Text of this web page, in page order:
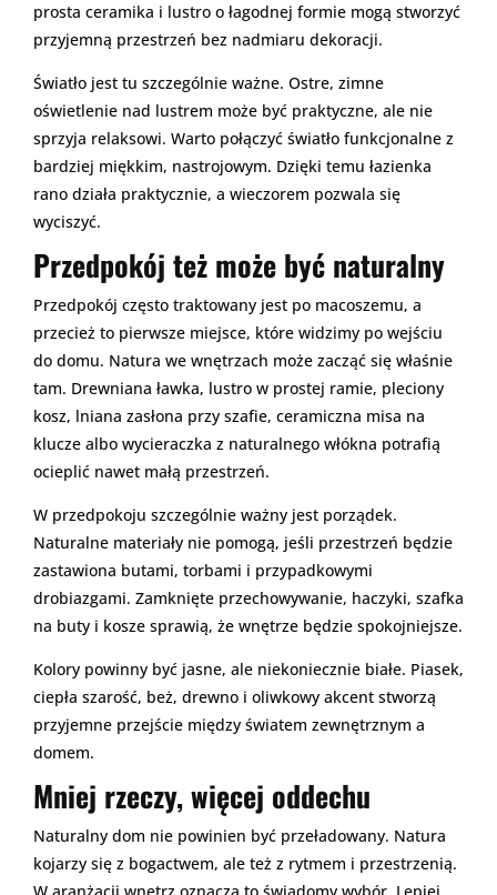
prosta ceramika i lustro o łagodnej formie mogą stworzyć
przyjemną przestrzeń bez nadmiaru dekoracji.
Światło jest tu szczególnie ważne. Ostre, zimne
oświetlenie nad lustrem może być praktyczne, ale nie
sprzyja relaksowi. Warto połączyć światło funkcjonalne z
bardziej miękkim, nastrojowym. Dzięki temu łazienka
rano działa praktycznie, a wieczorem pozwala się
wyciszyć.
Przedpokój też może być naturalny
Przedpokój często traktowany jest po macoszemu, a
przecież to pierwsze miejsce, które widzimy po wejściu
do domu. Natura we wnętrzach może zacząć się właśnie
tam. Drewniana ławka, lustro w prostej ramie, pleciony
kosz, lniana zasłona przy szafie, ceramiczna misa na
klucze albo wycieraczka z naturalnego włókna potrafią
ocieplić nawet małą przestrzeń.
W przedpokoju szczególnie ważny jest porządek.
Naturalne materiały nie pomogą, jeśli przestrzeń będzie
zastawiona butami, torbami i przypadkowymi
drobiazgami. Zamknięte przechowywanie, haczyki, szafka
na buty i kosze sprawią, że wnętrze będzie spokojniejsze.
Kolory powinny być jasne, ale niekoniecznie białe. Piasek,
ciepła szarość, beż, drewno i oliwkowy akcent stworzą
przyjemne przejście między światem zewnętrznym a
domem.
Mniej rzeczy, więcej oddechu
Naturalny dom nie powinien być przeładowany. Natura
kojarzy się z bogactwem, ale też z rytmem i przestrzenią.